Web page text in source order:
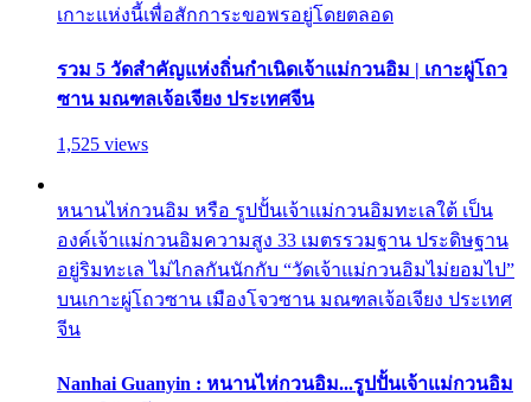
เกาะแห่งนี้เพื่อสักการะขอพรอยู่โดยตลอด
รวม 5 วัดสำคัญแห่งถิ่นกำเนิดเจ้าแม่กวนอิม | เกาะผู่โถว
ซาน มณฑลเจ้อเจียง ประเทศจีน
1,525 views
หนานไห่กวนอิม หรือ รูปปั้นเจ้าแม่กวนอิมทะเลใต้ เป็น
องค์เจ้าแม่กวนอิมความสูง 33 เมตรรวมฐาน ประดิษฐาน
อยู่ริมทะเล ไม่ไกลกันนักกับ “วัดเจ้าแม่กวนอิมไม่ยอมไป”
บนเกาะผู่โถวซาน เมืองโจวซาน มณฑลเจ้อเจียง ประเทศ
จีน
Nanhai Guanyin : หนานไห่กวนอิม...รูปปั้นเจ้าแม่กวนอิม